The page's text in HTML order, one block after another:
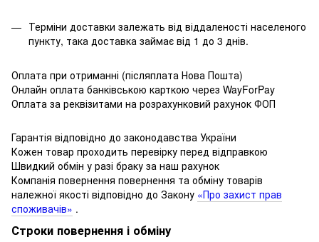
Терміни доставки залежать від віддаленості населеного
пункту, така доставка займає від 1 до 3 днів.
Оплата при отриманні (післяплата Нова Пошта)
Онлайн оплата банківською карткою через WayForPay
Оплата за реквізитами на розрахунковий рахунок ФОП
Гарантія відповідно до законодавства України
Кожен товар проходить перевірку перед відправкою
Швидкий обмін у разі браку за наш рахунок
Компанія повернення повернення та обміну товарів
належної якості відповідно до Закону «Про захист прав
споживачів» .
Строки повернення і обміну